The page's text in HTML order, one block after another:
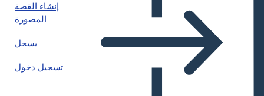
إنشاء القصة
المصورة
يسجل
تسجيل دخول